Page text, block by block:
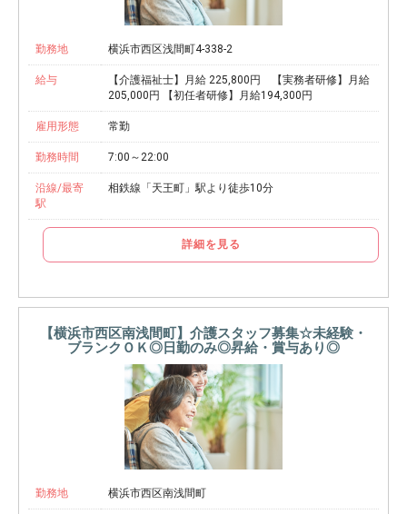
勤務地 横浜市西区浅間町4-338-2
給与
【介護福祉士】月給 225,800円 【実務者研修】月給
205,000円 【初任者研修】月給194,300円
雇用形態 常勤
勤務時間 7:00～22:00
沿線/最寄
駅
相鉄線「天王町」駅より徒歩10分
詳細を見る
【横浜市西区南浅間町】介護スタッフ募集☆未経験・
ブランクＯＫ◎日勤のみ◎昇給・賞与あり◎
勤務地 横浜市西区南浅間町